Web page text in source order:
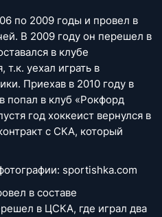
по 2009 годы и провел в
В 2009 году он перешел в
в клубе
уехал играть в
Приехав в 2010 году в
попал в клуб «Рокфорд
год хоккеист вернулся в
с СКА, который
sportishka.com
в составе
в ЦСКА, где играл два